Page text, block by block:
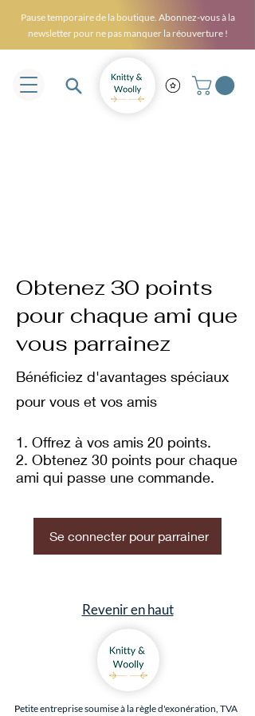
Pause temporaire de la boutique. Abonnez-vous à la
newsletter pour ne pas manquer la réouverture !
Obtenez 30 points
pour chaque ami que
vous parrainez
Bénéficiez d'avantages spéciaux
pour vous et vos amis
Offrez à vos amis 20 points.
Obtenez 30 points pour chaque
ami qui passe une commande.
Se connecter pour parrainer
Revenir en haut
Petite entreprise soumise à la règle d'exonération, TVA